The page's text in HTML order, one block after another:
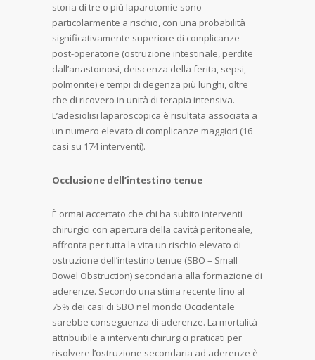
storia di tre o più laparotomie sono
particolarmente a rischio, con una probabilità
significativamente superiore di complicanze
post-operatorie (ostruzione intestinale, perdite
dall’anastomosi, deiscenza della ferita, sepsi,
polmonite) e tempi di degenza più lunghi, oltre
che di ricovero in unità di terapia intensiva.
L’adesiolisi laparoscopica è risultata associata a
un numero elevato di complicanze maggiori (16
casi su 174 interventi).
Occlusione dell’intestino tenue
È ormai accertato che chi ha subito interventi
chirurgici con apertura della cavità peritoneale,
affronta per tutta la vita un rischio elevato di
ostruzione dell’intestino tenue (SBO – Small
Bowel Obstruction) secondaria alla formazione di
aderenze. Secondo una stima recente fino al
75% dei casi di SBO nel mondo Occidentale
sarebbe conseguenza di aderenze. La mortalità
attribuibile a interventi chirurgici praticati per
risolvere l’ostruzione secondaria ad aderenze è